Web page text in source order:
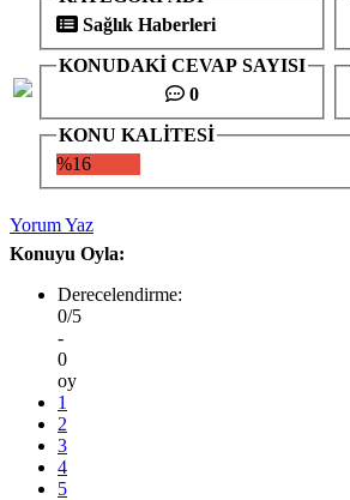
Sağlık Haberleri
KONUDAKİ CEVAP SAYISI
0
KONU KALİTESİ
%16
Yorum Yaz
Konuyu Oyla:
Derecelendirme:
0/5
-
0
oy
1
2
3
4
5